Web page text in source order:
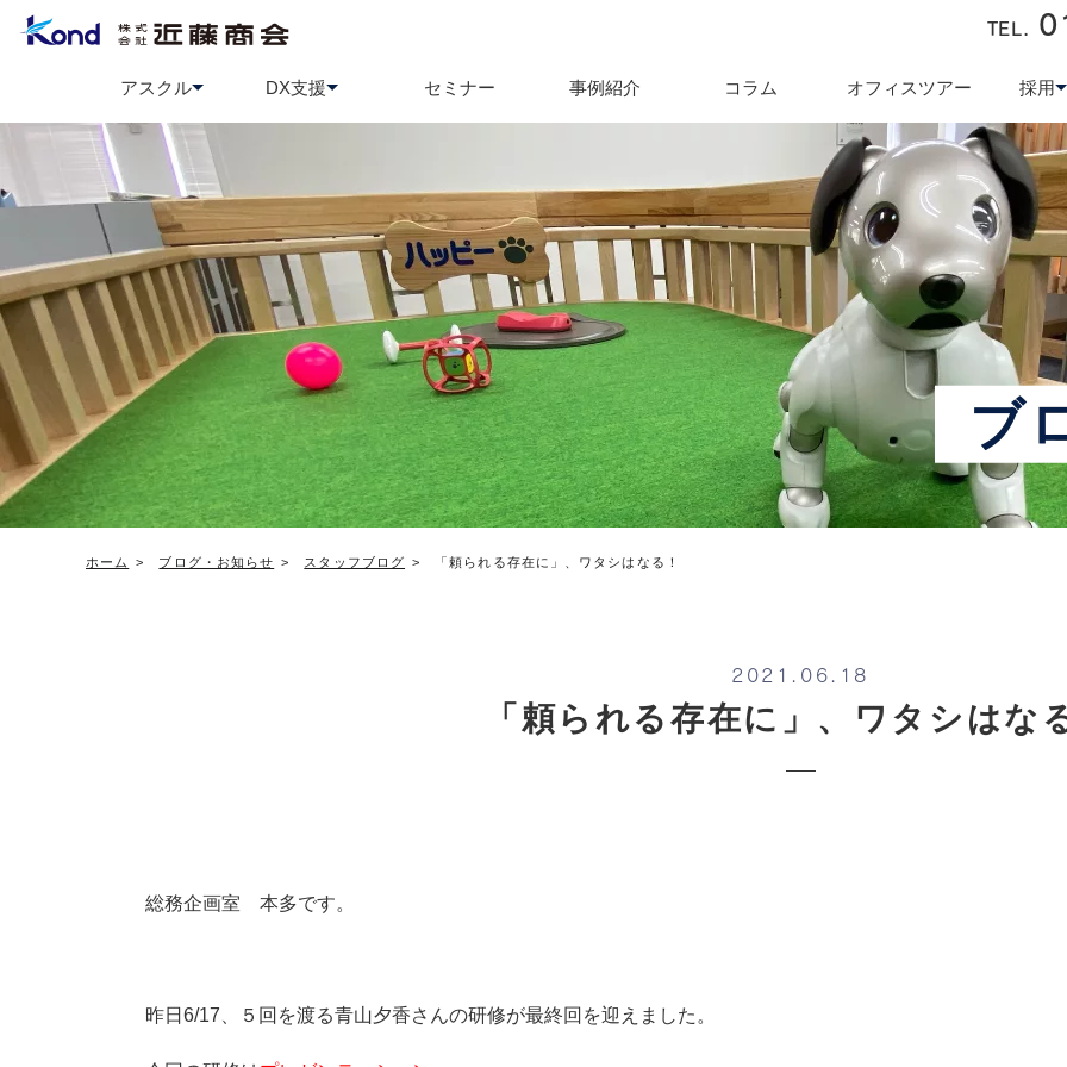
アスクル
アスクル
DX支援
テレワーク導入支援 オフィス
セミナー 事例紹介 コラム オフィスツアー 採用
採用
TEL.
ブ
ホーム ブログ・お知らせ スタッフブログ 「頼られる存在に」、ワタシはなる！
2021.06.18
「頼られる存在に」、ワタシはな
総務企画室 本多です。
昨日6/17、５回を渡る青山夕香さんの研修が最終回を迎えました。